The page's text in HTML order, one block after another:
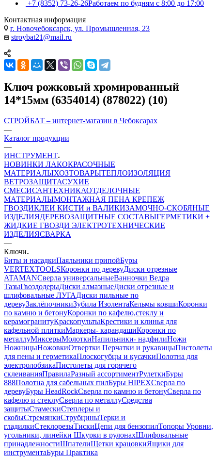
+7 (8352) 73-26-26Работаем по будням с 8:00 до 17:00
Контактная информация
г. Новочебоксарск, ул. Промышленная, 23
stroybat21@mail.ru
Ключ рожковый хромированный
14*15мм (6354014) (878022) (10)
СТРОЙБАТ – интернет-магазин в Чебоксарах
—
Каталог продукции
—
ИНСТРУМЕНТ
НОВИНКИ ЛАКОКРАСОЧНЫЕ
МАТЕРИАЛЫХОЗТОВАРЫТЕПЛОИЗОЛЯЦИЯ
ВЕТРОЗАЩИТАСУХИЕ
СМЕСИСАНТЕХНИКАОТДЕЛОЧНЫЕ
МАТЕРИАЛЫМОНТАЖНАЯ ПЕНА КРЕПЕЖ
ГВОЗДИКЛЕИ КИСТИ и ВАЛИКИЗАМОЧНО-СКОБЯНЫЕ
ИЗДЕЛИЯДЕРЕВОЗАЩИТНЫЕ СОСТАВЫГЕРМЕТИКИ +
ЖИДКИЕ ГВОЗДИ ЭЛЕКТРОТЕХНИЧЕСКИЕ
ИЗДЕЛИЯСВАРКА
—
Ключи
Биты и насадкиПаяльники припойБуры
VERTEXTOOLSКоронки по деревуДиски отрезные
ATAMANСверла универсальныеВанночки Ведра
ТазыГвоздодерыДиски алмазныеДиски отрезные и
шлифовальные ЛУГАДиски пильные по
деревуЗаклёпочникиЗубила ИзолентаКельмы ковшиКоронки
по камню и бетонуКоронки по кафелю,стеклу и
керамогранитуКраскопультыКрестики и клинья для
кафельной плиткиМаркеры- карандашиКоронки по
металлуМиксерыМолоткиНапильники- надфилиНожи
НожницыНожовкиОтвертки Перчатки и рукавицыПистолеты
для пены и герметикаПлоскогубцы и кусачкиПолотна для
электролобзикаПистолеты для горячего
склеиванияПравилаРазный ассортиментРулеткиБуры
888Полотна для сабельных пилБуры HIPEXСверла по
деревуБуры HeadRockСверла по камню и бетонуСверла по
кафелю и стеклуСверла по металлуСредства
защитыСтамескиСтеплеры и
скобыСтремянкиСтрубциныТерки и
гладилкиСтеклорезыТискиЦепи для бензопилТопоры Уровни,
угольники, линейки Шкурки в рулонахШлифовальные
принадлежностиШпателиЩетки крацовкиЯщики для
инструментаБуры Практика